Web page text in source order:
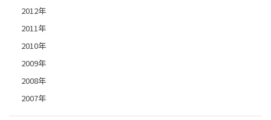
2012年
2011年
2010年
2009年
2008年
2007年